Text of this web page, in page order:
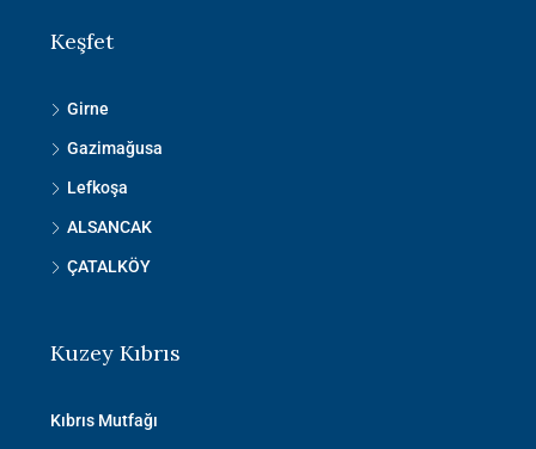
Keşfet
Girne
Gazimağusa
Lefkoşa
ALSANCAK
ÇATALKÖY
Kuzey Kıbrıs
Kıbrıs Mutfağı